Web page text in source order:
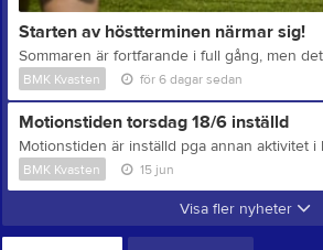
Starten av höstterminen närmar sig!
BMK Kvasten för 6 dagar sedan
Motionstiden torsdag 18/6 inställd
Motionstiden är inställd pga annan aktivitet i
BMK Kvasten 15 jun
Visa fler nyheter